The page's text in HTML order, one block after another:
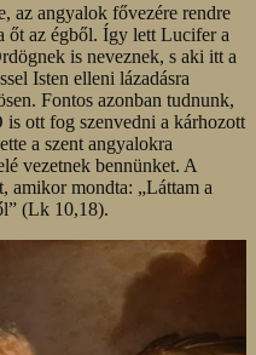
az angyalok fővezére rendre
őt az égből. Így lett Lucifer a
is neveznek, s aki itt a
Isten elleni lázadásra
Fontos azonban tudnunk,
ott fog szenvedni a kárhozott
a szent angyalokra
vezetnek bennünket. A
amikor mondta: „Láttam a
(Lk 10,18).